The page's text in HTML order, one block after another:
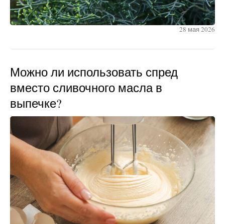
28 мая 2026
Можно ли использовать спред
вместо сливочного масла в
выпечке?